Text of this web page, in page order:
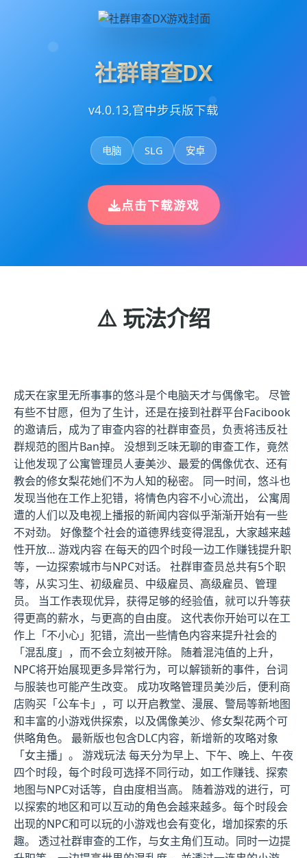
社群审查DX
v4.0.13,官中步兵版下载
电脑 SLG 安卓
点击下载游戏
⚠️ 玩法介绍
成天在家里无所事事的悠斗是个电脑天才与偶像宅。 尽管
有些不甘愿，但为了生计，还是在接到社群平台Facibook
的邀请后，成为了审查内容的社群审查员，负责将违反社
群规范的图片Ban掉。 没想到乏味无聊的审查工作，竟然
让他发现了公寓管理员人妻美沙、最爱的偶像优衣、还有
教会的修女梨花她们不为人知的秘密。 同一时间，悠斗也
发现当他在工作上犯错，将情色内容不小心流出， 公寓周
遭的人们以及电视上播报的新闻内容似乎渐渐开始有一些
不对劲。 好像整个社会的道德界线变得混乱，大家越来越
性开放… 游戏内容 在每天的四个时段一边工作赚钱提升职
等，一边探索城市与NPC对话。 社群审查员总共有5个职
等，从实习生、初级雇员、中级雇员、高级雇员、管理
员。 当工作表现优异，获得足够的经验值，就可以升等获
得更高的薪水，与更高的自由度。 这代表你开始可以在工
作上「不小心」犯错，流出一些情色内容来提升社会的
「混乱度」，而不会立刻被开除。 随着混沌值的上升，
NPC将开始展现更多异常行为，可以解锁新的事件，台词
与服装也可能产生改变。 成功攻略管理员美沙后，便利商
店购买「公车卡」，可 以开启教堂、漫展、警局等新地图
和丰富的小游戏供探索，以及偶像美沙、修女梨花两个可
供略角色。 最新版也包含DLC内容，新增新的攻略对象
「女主播」。 游戏玩法 每天分为早上、下午、晚上、午夜
四个时段，每个时段可选择不同行动，如工作赚钱、探索
地图与NPC对话等，自由度相当高。 随着游戏的进行，可
以探索的地区和可以互动的角色会越来越多。每个时段会
出现的NPC和可以玩的小游戏也会有变化，增加探索的乐
趣。 透过社群审查的工作，与女主角们互动。同时一边提